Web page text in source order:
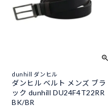
dunhill ダンヒル
ダンヒル ベルト メンズ ブラ
ック dunhill DU24F4T22RR
BK/BR